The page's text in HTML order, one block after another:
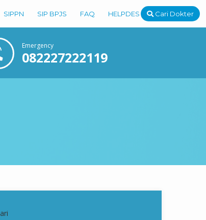
SIPPN SIP BPJS FAQ HELPDESK Cari Dokter
Emergency
082227222119